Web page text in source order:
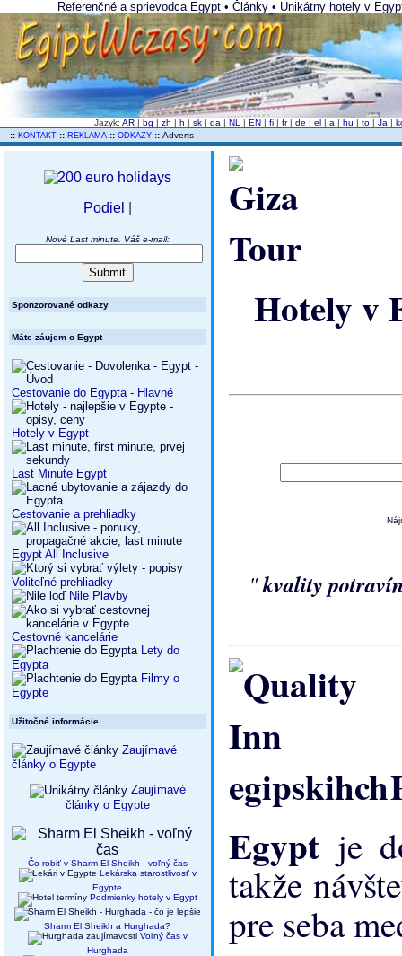
Referenčné a sprievodca Egypt • Články • Unikátny hotely v
Jazyk: AR | bg | zh | h | sk | da | NL | EN | fi | fr | de | el | a | hu | to | Ja |
:: KONTAKT :: REKLAMA :: ODKAZY :: Adverts
Podiel
Nové Last minute. Váš e-mail:
Sponzorované odkazy
Máte záujem o Egypt
Cestovanie do Egypta - Hlavné
Hotely v Egypt
Last Minute Egypt
Cestovanie a prehliadky
Egypt All Inclusive
Voliteľné prehliadky
Nile Plavby
Cestovné kancelárie
Lety do
Egypta
Filmy o
Egypte
Užitočné informácie
Zaujímavé
články o Egypte
Zaujímavé
články o Egypte
Čo robiť v Sharm El Sheikh - voľný čas
Lekárska starostlivosť v
Egypte
Podmienky hotely v Egypt
Sharm El Sheikh a Hurghada?
Voľný čas v
Hurghada
Hotely v
"kvality
Egypt je
takže
pre seba